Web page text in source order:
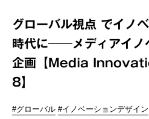
グローバル視点 でイノ
時代に──メディアイノ
企画【Media
8】
#グローバル #イノベーションデザイン